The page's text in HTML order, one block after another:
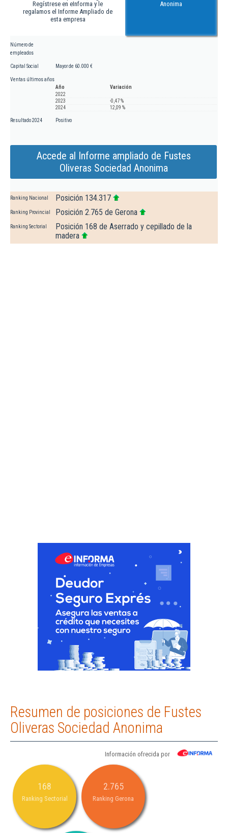
Regístrese en eInforma y le
regalamos el Informe Ampliado de
esta empresa
Anonima
Número de
empleados
Capital Social Mayor de 60.000 €
Ventas últimos años
Año
Variación
2022
2023
-0,47 %
2024
12,09 %
Resultado 2024 Positivo
Accede al Informe ampliado de Fustes
Oliveras Sociedad Anonima
Ranking Nacional Posición 134.317
Ranking Provincial Posición 2.765 de Gerona
Ranking Sectorial
Posición 168 de Aserrado y cepillado de la
madera
Resumen de posiciones de Fustes
Oliveras Sociedad Anonima
Información ofrecida por
168
Ranking Sectorial
2.765
Ranking Gerona